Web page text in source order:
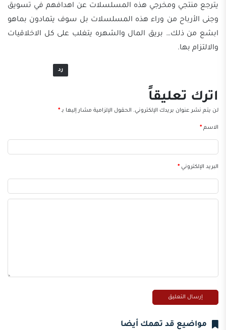
يترجع منتجي ومخرجي هذه المسلسلات عن اهدافهم في تسويق
وجنى الأرباح من وراء هذه المسلسلات بل سوف يتمادون بماهو
ابشع من ذلك… بريق المال والشهره يتغلب على كل الاخلاقيات
والالتزام بها.
رد
اترك تعليقاً
لن يتم نشر عنوان بريدك الإلكتروني. الحقول الإلزامية مشار إليها بـ*
الاسم*
البريد الإلكتروني*
مواضيع قد تهمك أيضا